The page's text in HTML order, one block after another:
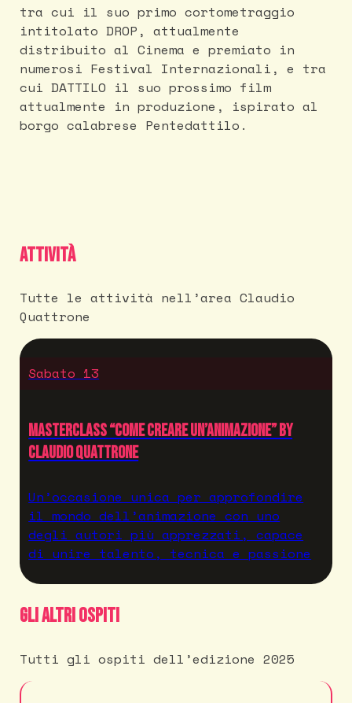
tra cui il suo primo cortometraggio
intitolato DROP, attualmente
distribuito al Cinema e premiato in
numerosi Festival Internazionali, e tra
cui DATTILO il suo prossimo film
attualmente in produzione, ispirato al
borgo calabrese Pentedattilo.
Attività
Tutte le attività nell’area Claudio
Quattrone
Sabato 13
MASTERCLASS “Come creare un’animazione” by
Claudio Quattrone
Un’occasione unica per approfondire
il mondo dell’animazione con uno
degli autori più apprezzati, capace
di unire talento, tecnica e passione
Gli altri ospiti
Tutti gli ospiti dell’edizione 2025